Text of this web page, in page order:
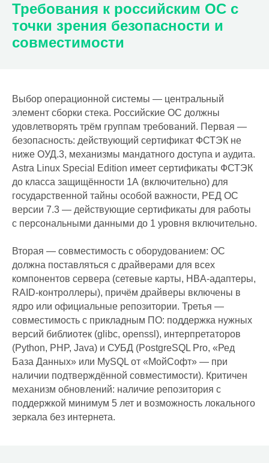
Требования к российским ОС с
точки зрения безопасности и
совместимости
Выбор операционной системы — центральный
элемент сборки стека. Российские ОС должны
удовлетворять трём группам требований. Первая —
безопасность: действующий сертификат ФСТЭК не
ниже ОУД.3, механизмы мандатного доступа и аудита.
Astra Linux Special Edition имеет сертификаты ФСТЭК
до класса защищённости 1А (включительно) для
государственной тайны особой важности, РЕД ОС
версии 7.3 — действующие сертификаты для работы
с персональными данными до 1 уровня включительно.
Вторая — совместимость с оборудованием: ОС
должна поставляться с драйверами для всех
компонентов сервера (сетевые карты, HBA-адаптеры,
RAID-контроллеры), причём драйверы включены в
ядро или официальные репозитории. Третья —
совместимость с прикладным ПО: поддержка нужных
версий библиотек (glibc, openssl), интерпретаторов
(Python, PHP, Java) и СУБД (PostgreSQL Pro, «Ред
База Данных» или MySQL от «МойСофт» — при
наличии подтверждённой совместимости). Критичен
механизм обновлений: наличие репозитория с
поддержкой минимум 5 лет и возможность локального
зеркала без интернета.